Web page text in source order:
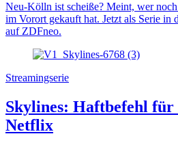
Neu-Kölln ist scheiße? Meint, wer
im Vorort gekauft hat. Jetzt als Serie in
auf ZDFneo.
Streamingserie
Skylines: Haftbefehl
Netflix